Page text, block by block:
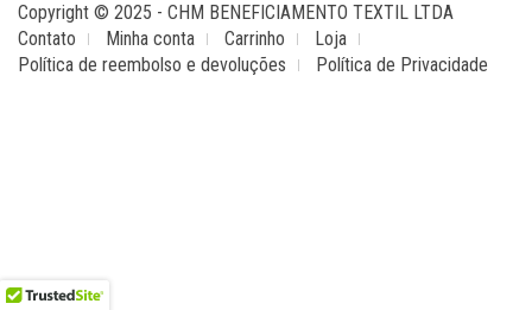
Copyright © 2025 - CHM BENEFICIAMENTO TEXTIL LTDA
Contato
Minha conta Carrinho
Loja
Política de reembolso e devoluções
Política de Privacidade